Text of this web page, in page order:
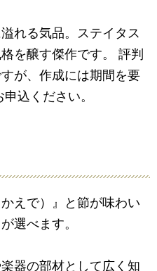
れる気品。ステイタス
を醸す傑作です。 評判
が、作成には期間を要
込ください。
えで）』と節が味わい
選べます。
器の部材として広く知